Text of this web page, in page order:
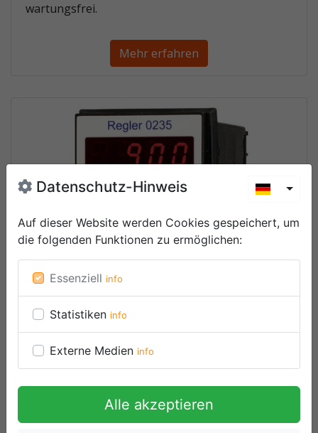
wartungsfrei.
Mehr erfahren
Thermische Kompaktregler
Datenschutz-Hinweis
Auf dieser Website werden Cookies gespeichert, um
die folgenden Funktionen zu ermöglichen:
Essenziell info
Statistiken info
Externe Medien info
Alle akzeptieren